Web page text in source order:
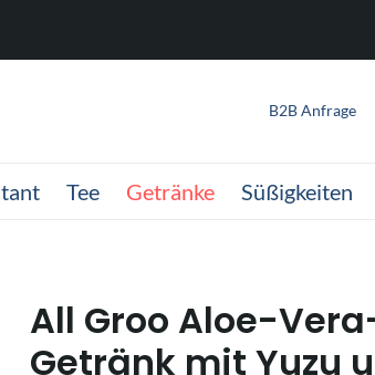
B2B Anfrage
Tee Getränke Süßigkeiten
All Groo Aloe-
Getränk mit Yuzu